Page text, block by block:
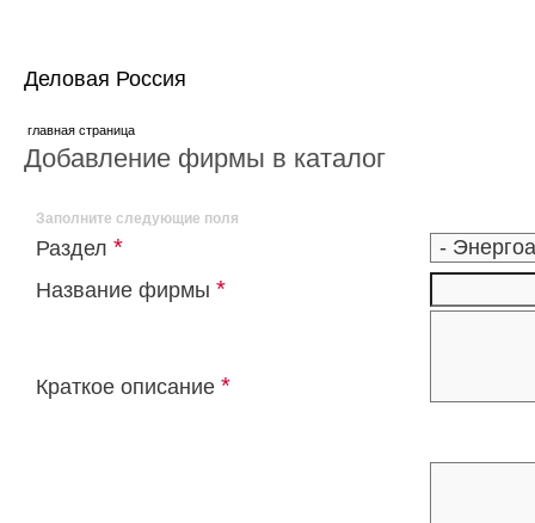
Деловая Россия
главная страница
Добавление фирмы в каталог
Заполните следующие поля
Раздел *
Название фирмы *
Краткое описание *